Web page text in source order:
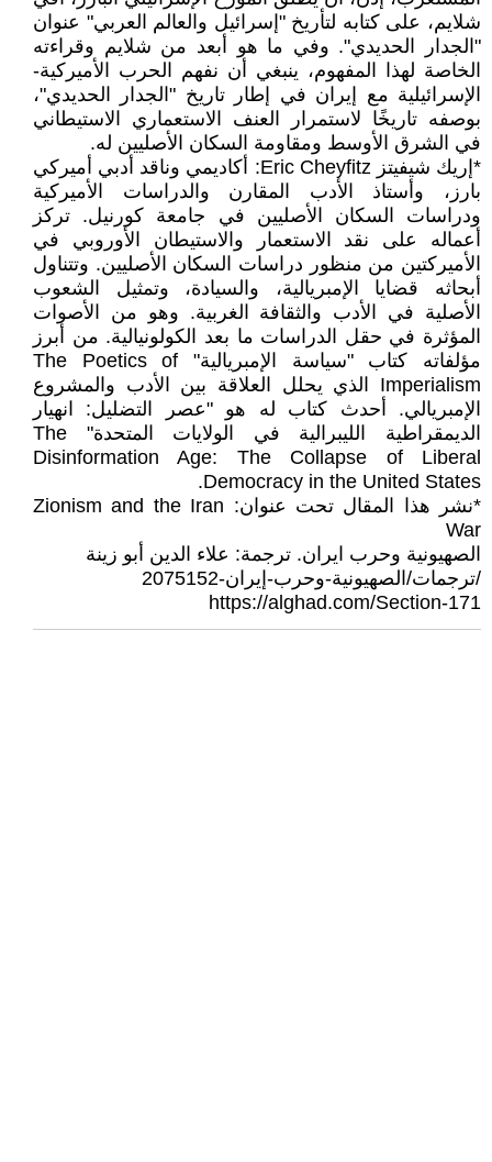
شلايم، على كتابه لتأريخ "إسرائيل والعالم العربي" عنوان
"الجدار الحديدي". وفي ما هو أبعد من شلايم وقراءته
الخاصة لهذا المفهوم، ينبغي أن نفهم الحرب الأميركية-
الإسرائيلية مع إيران في إطار تاريخ "الجدار الحديدي"،
بوصفه تاريخًا لاستمرار العنف الاستعماري الاستيطاني
في الشرق الأوسط ومقاومة السكان الأصليين له.
*إريك شيفيتز Eric Cheyfitz: أكاديمي وناقد أدبي أميركي
بارز، وأستاذ الأدب المقارن والدراسات الأميركية
ودراسات السكان الأصليين في جامعة كورنيل. تركز
أعماله على نقد الاستعمار والاستيطان الأوروبي في
الأميركتين من منظور دراسات السكان الأصليين. وتتناول
أبحاثه قضايا الإمبريالية، والسيادة، وتمثيل الشعوب
الأصلية في الأدب والثقافة الغربية. وهو من الأصوات
المؤثرة في حقل الدراسات ما بعد الكولونيالية. من أبرز
مؤلفاته كتاب "سياسة الإمبريالية" The Poetics of
Imperialism الذي يحلل العلاقة بين الأدب والمشروع
الإمبريالي. أحدث كتاب له هو "عصر التضليل: انهيار
الديمقراطية الليبرالية في الولايات المتحدة" The
Disinformation Age: The Collapse of Liberal
Democracy in the United States.
*نشر هذا المقال تحت عنوان: Zionism and the Iran
War
الصهيونية وحرب ايران. ترجمة: علاء الدين أبو زينة
/ترجمات/الصهيونية-وحرب-إيران-2075152
https://alghad.com/Section-171